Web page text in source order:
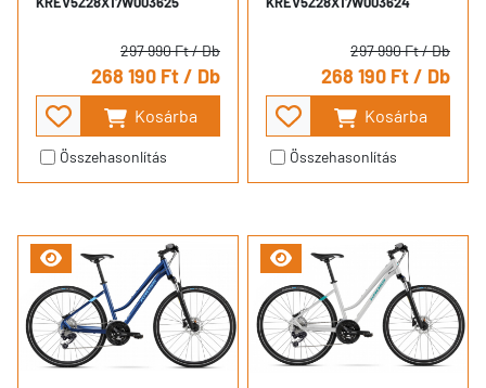
297 990 Ft/ Db
268 190 Ft/ Db
Kosárba
Összehasonlítás
297 990 Ft/ Db
268 190 Ft/ Db
Kosárba
Összehasonlítás